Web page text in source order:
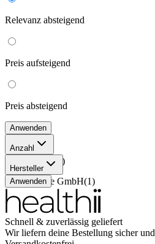
Relevanz absteigend
Preis aufsteigend
Preis absteigend
Anwenden
Anzahl
100x5 ml( )
Hersteller
Pharmore GmbH(1)
Anwenden
Schnell & zuverlässig geliefert
Wir liefern deine Bestellung sicher und